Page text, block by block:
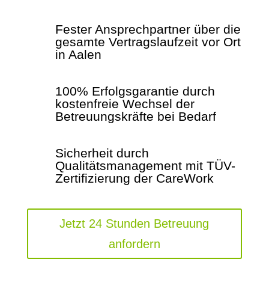
Fester Ansprechpartner über die
gesamte Vertragslaufzeit vor Ort
in Aalen
100% Erfolgsgarantie durch
kostenfreie Wechsel der
Betreuungskräfte bei Bedarf
Sicherheit durch
Qualitätsmanagement mit TÜV-
Zertifizierung der CareWork
Jetzt 24 Stunden Betreuung
anfordern